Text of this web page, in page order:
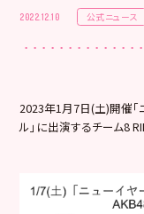
2022.12.10 公式ニュース
2023年1月7日(土)開催「
ル」に出演するチーム8